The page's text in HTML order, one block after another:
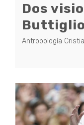
Dos
Antropología